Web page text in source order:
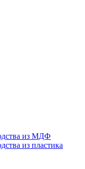
из МДФ
из пластика